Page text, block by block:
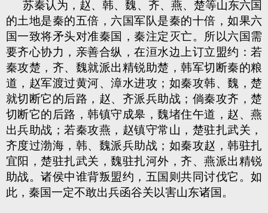
苏秦认为，赵、韩、魏、齐、燕、楚等山东六国
的土地是秦的五倍，六国军队是秦的十倍，如果六
国一致将矛头对准秦国，秦注定灭亡。所以六国需
要齐心协力，亲善合纵，在洹水边上订立盟约：若
秦攻楚，齐、魏就派出精锐助楚，韩军切断秦的粮
道，赵军渡过黄河、漳水进攻；如秦攻韩、魏，楚
就切断它的后路，赵、齐派兵助战；倘秦攻齐，楚
切断它的后路，韩镇守成皋，魏堵住午道，赵、燕
出兵助战；若秦攻燕，赵镇守常山，楚驻扎武关，
齐度过渤海，韩、魏派兵助战；如秦攻赵，韩驻扎
宜阳，楚驻扎武关，魏驻扎河外，齐、燕派出精锐
助战。诸侯中谁背叛盟约，五国则共同讨伐它。如
此，秦国一定不敢出兵函谷关以害山东诸国。